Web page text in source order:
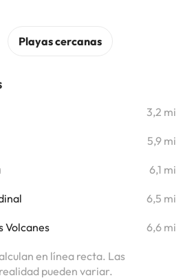
3,2 mi
5,9 mi
6,1 mi
6,5 mi
Volcanes 6,6 mi
en línea recta. Las
pueden variar.